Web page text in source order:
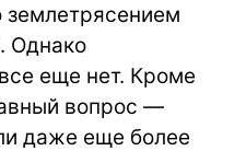
Однако
еще нет. Кроме
вопрос —
даже еще более